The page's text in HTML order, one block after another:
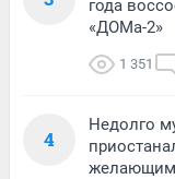
года
«ДОМа-2»
1 351
4
Недолго
желающим